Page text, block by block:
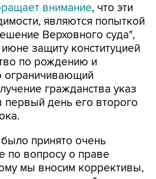
внимание, что эти
являются попыткой
Верховного суда",
защиту конституцией
по рождению и
ограничивающий
гражданства указ
первый день его второго
принято очень
по вопросу о праве
мы вносим коррективы,